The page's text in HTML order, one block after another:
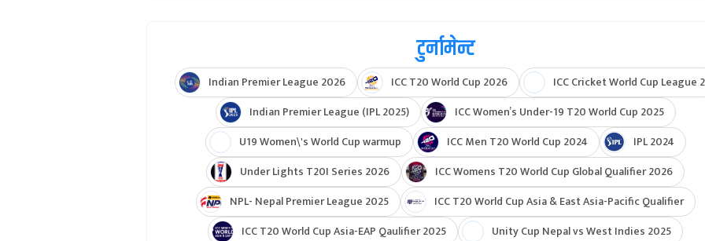
टुर्नामेन्ट
Indian Premier League 2026 ICC T20 World Cup 2026
ICC Cricket World Cup League 2
Indian Premier League (IPL 2025)
ICC Women’s Under-19 T20 World Cup 2025
U19 Women\'s World Cup warmup
ICC Men T20 World Cup 2024
IPL 2024
Under Lights T20I Series 2026
ICC Womens T20 World Cup Global Qualifier 2026
NPL- Nepal Premier League 2025
ICC T20 World Cup Asia & East Asia-Pacific Qualifier
ICC T20 World Cup Asia-EAP Qaulifier 2025
Unity Cup Nepal vs West Indies 2025